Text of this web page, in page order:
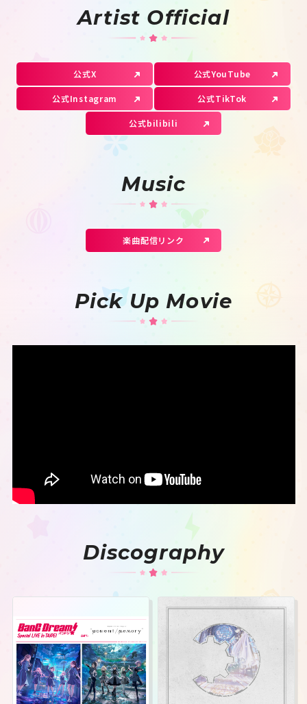
Artist Official
公式X 公式YouTube
公式Instagram 公式TikTok
公式bilibili
Music
楽曲配信リンク
Pick Up Movie
Discography